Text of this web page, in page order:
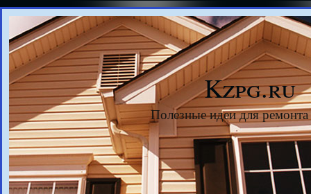
Kzpg.ru
Полезные идеи для